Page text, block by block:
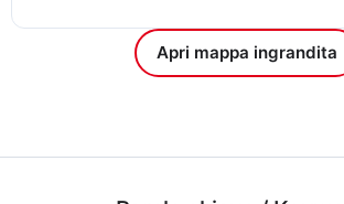
Apri mappa ingrandita